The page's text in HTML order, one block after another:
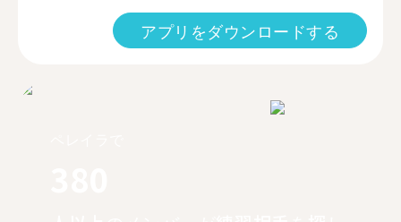
アプリをダウンロードする